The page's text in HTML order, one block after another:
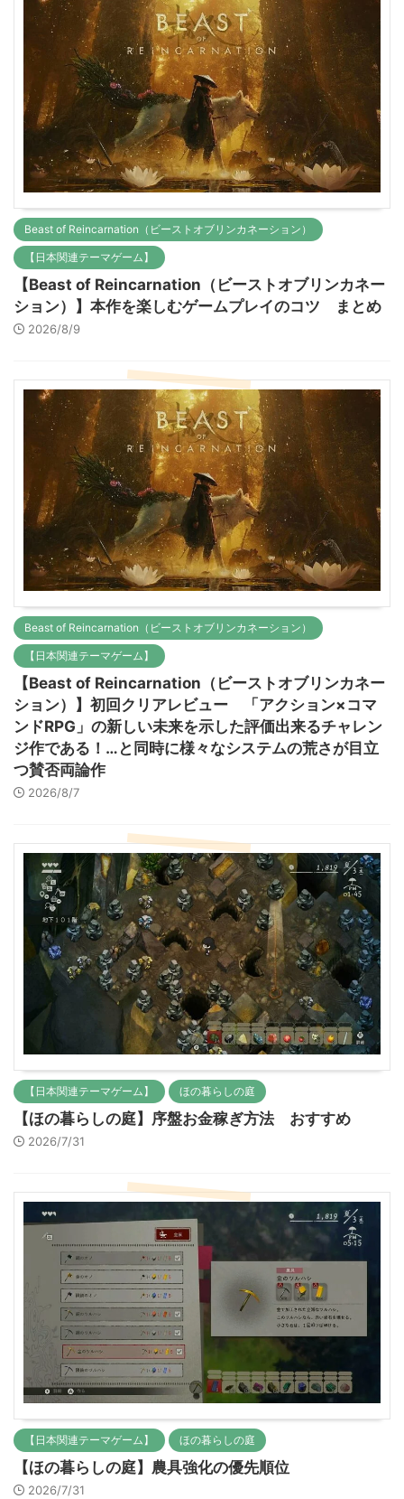
Beast of Reincarnation（ビーストオブリンカネーション）
【日本関連テーマゲーム】
【Beast of Reincarnation（ビーストオブリンカネー
ション）】本作を楽しむゲームプレイのコツ まとめ
2026/8/9
Beast of Reincarnation（ビーストオブリンカネーション）
【日本関連テーマゲーム】
【Beast of Reincarnation（ビーストオブリンカネー
ション）】初回クリアレビュー 「アクション×コマ
ンドRPG」の新しい未来を示した評価出来るチャレン
ジ作である！…と同時に様々なシステムの荒さが目立
つ賛否両論作
2026/8/7
【日本関連テーマゲーム】 ほの暮らしの庭
【ほの暮らしの庭】序盤お金稼ぎ方法 おすすめ
2026/7/31
【日本関連テーマゲーム】 ほの暮らしの庭
【ほの暮らしの庭】農具強化の優先順位
2026/7/31